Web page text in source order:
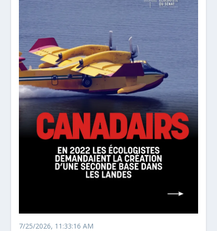
7/25/2026, 11:33:16 AM